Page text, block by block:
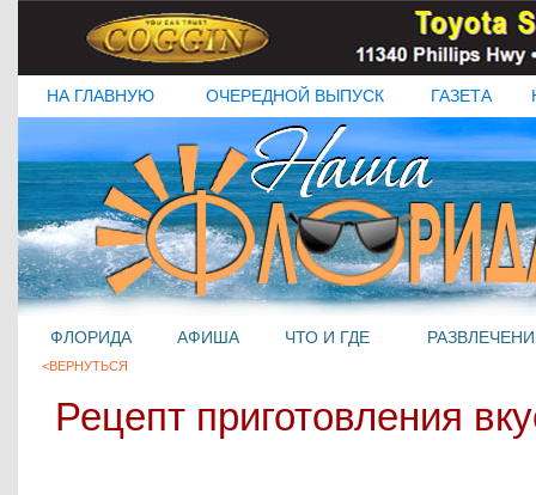
НА ГЛАВНУЮ ОЧЕРЕДНОЙ ВЫПУСК ГАЗЕТА
ФЛОРИДА АФИША ЧТО И ГДЕ
<ВЕРНУТЬСЯ
Рецепт приготовления